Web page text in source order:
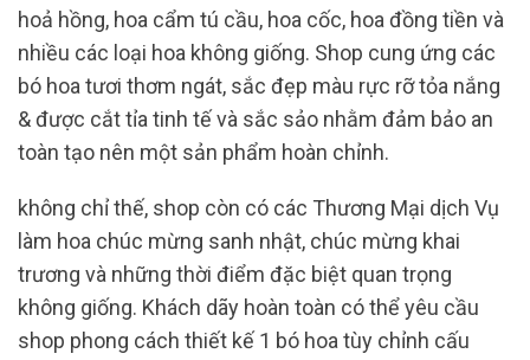
hoả hồng, hoa cẩm tú cầu, hoa cốc, hoa đồng tiền và
nhiều các loại hoa không giống. Shop cung ứng các
bó hoa tươi thơm ngát, sắc đẹp màu rực rỡ tỏa nắng
& được cắt tỉa tinh tế và sắc sảo nhằm đảm bảo an
toàn tạo nên một sản phẩm hoàn chỉnh.
không chỉ thế, shop còn có các Thương Mại dịch Vụ
làm hoa chúc mừng sanh nhật, chúc mừng khai
trương và những thời điểm đặc biệt quan trọng
không giống. Khách dãy hoàn toàn có thể yêu cầu
shop phong cách thiết kế 1 bó hoa tùy chỉnh cấu